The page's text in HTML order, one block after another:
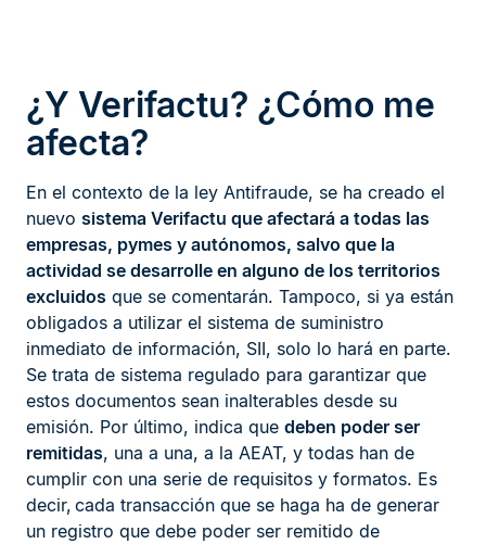
¿Y Verifactu? ¿Cómo me
afecta?
En el contexto de la ley Antifraude, se ha creado el
nuevo sistema Verifactu que afectará a todas las
empresas, pymes y autónomos, salvo que la
actividad se desarrolle en alguno de los territorios
excluidos que se comentarán. Tampoco, si ya están
obligados a utilizar el sistema de suministro
inmediato de información, SII, solo lo hará en parte.
Se trata de sistema regulado para garantizar que
estos documentos sean inalterables desde su
emisión. Por último, indica que deben poder ser
remitidas, una a una, a la AEAT, y todas han de
cumplir con una serie de requisitos y formatos. Es
decir, cada transacción que se haga ha de generar
un registro que debe poder ser remitido de